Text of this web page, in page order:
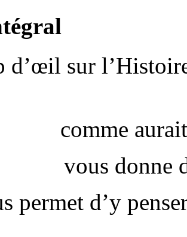
d’œil sur
comme
vous donne
permet d’y